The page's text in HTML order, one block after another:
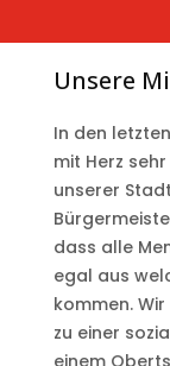
Unsere
In den
mit Herz
unserer
dass alle
egal aus
kommen.
zu einer
einem